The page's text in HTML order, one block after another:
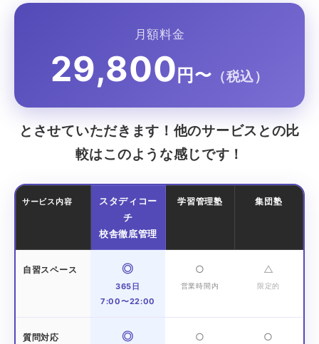
月額料金
29,800 円〜 （税込）
とさせていただきます！他のサービスとの比
較はこのような感じです！
サービス内容
スタディコー
チ
校舎徹底管理
学習管理塾 集団塾
自習スペース ◎
365日
7:00〜22:00
○
営業時間内
△
限定的
質問対応
◎ ○ ○